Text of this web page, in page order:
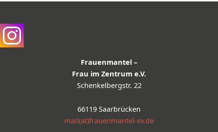
Frauenmantel –
Frau im Zentrum e.V.
Schenkelbergstr. 22
66119 Saarbrücken
mail(at)frauenmantel-ev.de